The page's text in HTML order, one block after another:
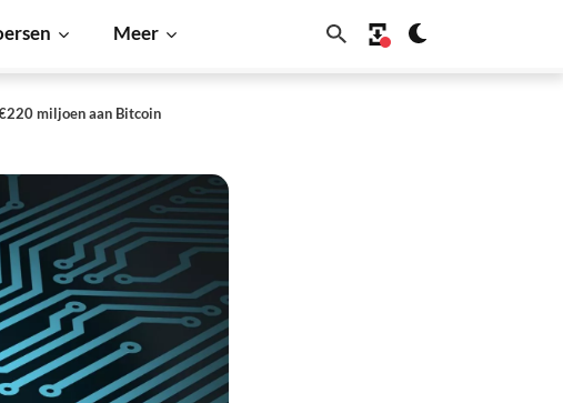
Meer
miljoen aan Bitcoin